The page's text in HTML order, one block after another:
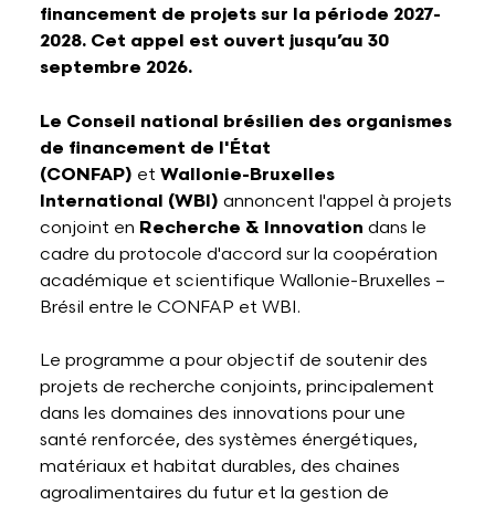
financement de projets sur la période 2027-
2028. Cet appel est ouvert jusqu’au 30
septembre 2026.
Le Conseil national brésilien des organismes
de financement de l'État
(CONFAP) et Wallonie-Bruxelles
International (WBI) annoncent l'appel à projets
conjoint en Recherche & Innovation dans le
cadre du protocole d'accord sur la coopération
académique et scientifique Wallonie-Bruxelles –
Brésil entre le CONFAP et WBI.
Le programme a pour objectif de soutenir des
projets de recherche conjoints, principalement
dans les domaines des innovations pour une
santé renforcée, des systèmes énergétiques,
matériaux et habitat durables, des chaines
agroalimentaires du futur et la gestion de